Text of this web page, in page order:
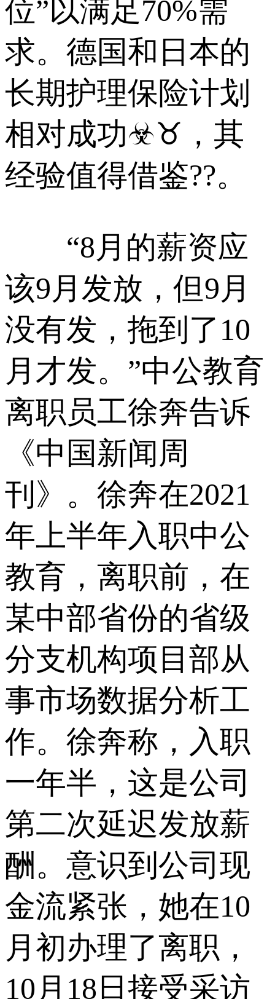
位”以满足70%需
求。德国和日本的
长期护理保险计划
相对成功☣♉，其
经验值得借鉴??。
“8月的薪资应
该9月发放，但9月
没有发，拖到了10
月才发。”中公教育
离职员工徐奔告诉
《中国新闻周
刊》。徐奔在2021
年上半年入职中公
教育，离职前，在
某中部省份的省级
分支机构项目部从
事市场数据分析工
作。徐奔称，入职
一年半，这是公司
第二次延迟发放薪
酬。意识到公司现
金流紧张，她在10
月初办理了离职，
10月18日接受采访